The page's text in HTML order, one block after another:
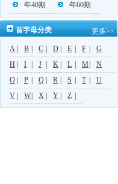
年40期 年60期
首字母分类 更多>>
A B C D E F
G
H
I J K L M
N
O
P Q R S T
U
V
W X Y Z